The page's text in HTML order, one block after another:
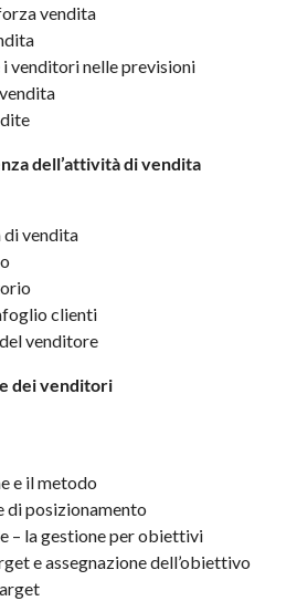
vendita
venditori nelle previsioni
dell’attività di vendita
di vendita
clienti
venditore
dei venditori
e il metodo
di posizionamento
– la gestione per obiettivi
e assegnazione dell’obiettivo